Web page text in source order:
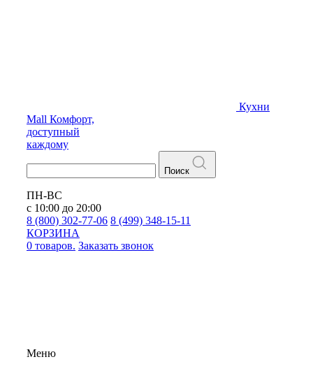
Кухни
Mall Комфорт,
доступный
каждому
Поиск
ПН-ВС
с 10:00 до 20:00
8 (800) 302-77-06 8 (499) 348-15-11
КОРЗИНА
0 товаров. Заказать звонок
Меню